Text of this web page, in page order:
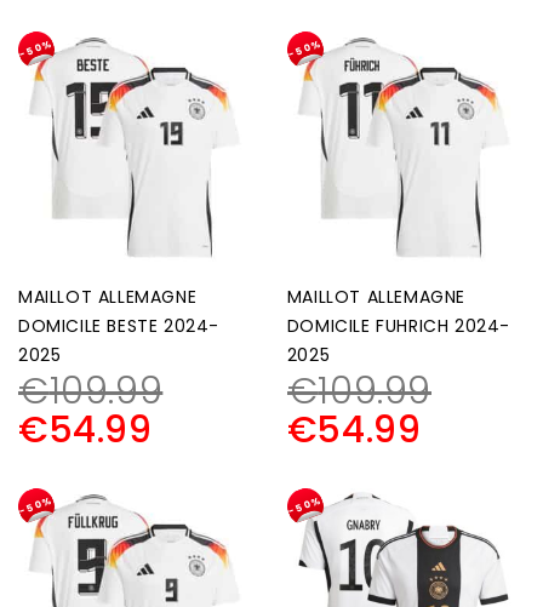
-50%
MAILLOT ALLEMAGNE
DOMICILE BESTE 2024-
2025
€109.99
€54.99
-50%
MAILLOT ALLEMAGNE
DOMICILE FUHRICH 2024-
2025
€109.99
€54.99
-50% -50%